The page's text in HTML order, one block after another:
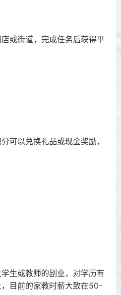
或街道，完成任务后获得平
可以兑换礼品或现金奖励，
生或教师的副业，对学历有
目前的家教时薪大致在50-